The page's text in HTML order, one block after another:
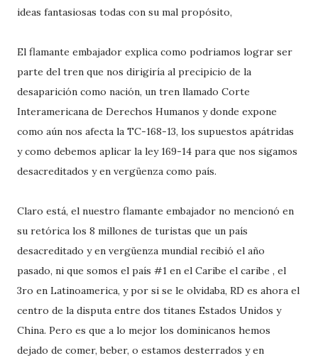
ideas fantasiosas todas con su mal propósito,
El flamante embajador explica como podriamos lograr ser
parte del tren que nos dirigiría al precipicio de la
desaparición como nación, un tren llamado Corte
Interamericana de Derechos Humanos y donde expone
como aún nos afecta la TC-168-13, los supuestos apátridas
y como debemos aplicar la ley 169-14 para que nos sigamos
desacreditados y en vergüenza como país.
Claro está, el nuestro flamante embajador no mencionó en
su retórica los 8 millones de turistas que un país
desacreditado y en vergüenza mundial recibió el año
pasado, ni que somos el país #1 en el Caribe el caribe , el
3ro en Latinoamerica, y por si se le olvidaba, RD es ahora el
centro de la disputa entre dos titanes Estados Unidos y
China. Pero es que a lo mejor los dominicanos hemos
dejado de comer, beber, o estamos desterrados y en